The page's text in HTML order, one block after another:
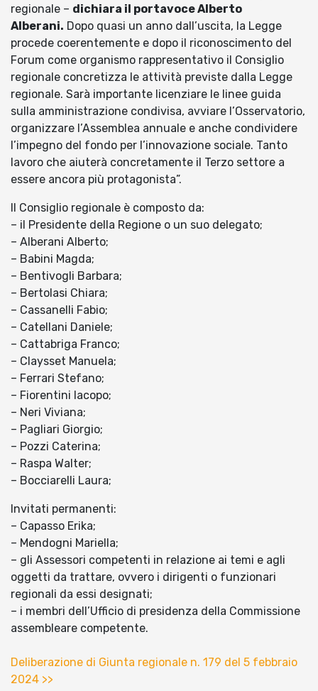
regionale – dichiara il portavoce Alberto
Alberani. Dopo quasi un anno dall’uscita, la Legge
procede coerentemente e dopo il riconoscimento del
Forum come organismo rappresentativo il Consiglio
regionale concretizza le attività previste dalla Legge
regionale. Sarà importante licenziare le linee guida
sulla amministrazione condivisa, avviare l’Osservatorio,
organizzare l’Assemblea annuale e anche condividere
l’impegno del fondo per l’innovazione sociale. Tanto
lavoro che aiuterà concretamente il Terzo settore a
essere ancora più protagonista”.
Il Consiglio regionale è composto da:
– il Presidente della Regione o un suo delegato;
– Alberani Alberto;
– Babini Magda;
– Bentivogli Barbara;
– Bertolasi Chiara;
– Cassanelli Fabio;
– Catellani Daniele;
– Cattabriga Franco;
– Claysset Manuela;
– Ferrari Stefano;
– Fiorentini Iacopo;
– Neri Viviana;
– Pagliari Giorgio;
– Pozzi Caterina;
– Raspa Walter;
– Bocciarelli Laura;
Invitati permanenti:
– Capasso Erika;
– Mendogni Mariella;
– gli Assessori competenti in relazione ai temi e agli
oggetti da trattare, ovvero i dirigenti o funzionari
regionali da essi designati;
– i membri dell’Ufficio di presidenza della Commissione
assembleare competente.
Deliberazione di Giunta regionale n. 179 del 5 febbraio
2024 >>